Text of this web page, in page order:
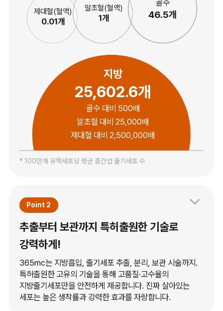
제대혈(혈액)
0.01개
말초혈(혈액)
1개
골수
46.5개
지방
25,602.6개
골수 대비 500배
말초혈 대비 25,000배
제대혈 대비 2,500,000배
* 100만개 유핵세포당 평균 중간엽 줄기세포 수
Point 2
추출부터 보관까지 특허출원한 기술로
강력하게!
365mc는 지방흡입, 줄기세포 추출, 분리, 보관 시술까지.
특허출원한 고유의 기술을 통해 고품질·고수율의
지방줄기세포만을 안전하게 제공합니다. 진짜 살아있는
세포는 높은 생착률과 강력한 효과를 자랑합니다.